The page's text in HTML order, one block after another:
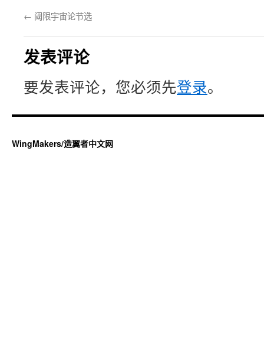
← 阈限宇宙论节选
发表评论
要发表评论，您必须先登录。
WingMakers/造翼者中文网